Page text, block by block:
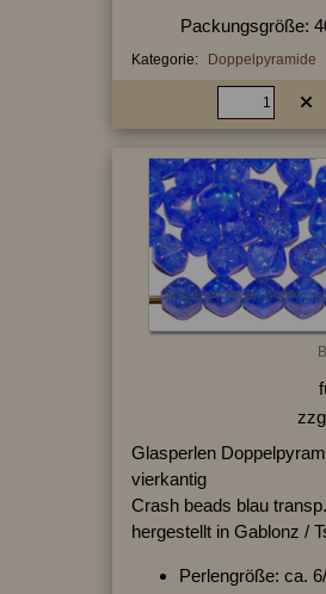
Packungsgröße:
Kategorie: Doppelpyramide
Glasperlen
vierkantig
Crash beads blau
hergestellt in Gablonz /
Perlengröße: ca.